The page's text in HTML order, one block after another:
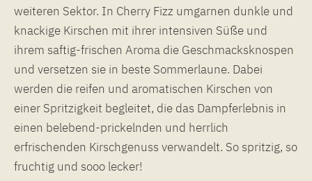
weiteren Sektor. In Cherry Fizz umgarnen dunkle und
knackige Kirschen mit ihrer intensiven Süße und
ihrem saftig-frischen Aroma die Geschmacksknospen
und versetzen sie in beste Sommerlaune. Dabei
werden die reifen und aromatischen Kirschen von
einer Spritzigkeit begleitet, die das Dampferlebnis in
einen belebend-prickelnden und herrlich
erfrischenden Kirschgenuss verwandelt. So spritzig, so
fruchtig und sooo lecker!